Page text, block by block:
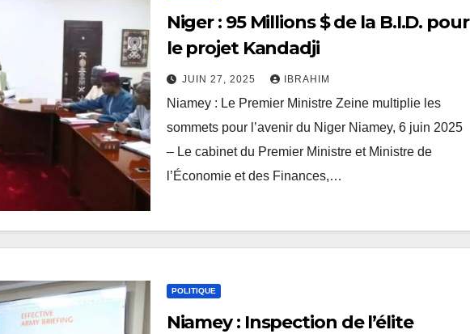
Niger : 95 Millions $ de la B.I.D. pour
le projet Kandadji
JUIN 27, 2025 IBRAHIM
Niamey : Le Premier Ministre Zeine multiplie les
sommets pour l’avenir du Niger Niamey, 6 juin 2025
– Le cabinet du Premier Ministre et Ministre de
l’Économie et des Finances,…
POLITIQUE
Niamey : Inspection de l’élite